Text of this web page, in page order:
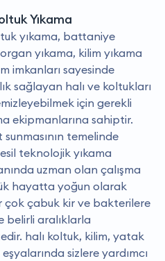
Yıkama
yıkama, battaniye
yıkama, kilim yıkama
imkanları sayesinde
sağlayan halı ve koltukları
için gerekli
ekipmanlarına sahiptir.
temelinde
teknolojik yıkama
uzman olan çalışma
hayatta yoğun olarak
çok çabuk kir ve bakterilere
belirli aralıklarla
halı koltuk, kilim, yatak
sizlere yardımcı